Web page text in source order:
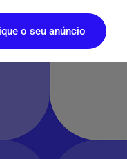
o seu anúncio